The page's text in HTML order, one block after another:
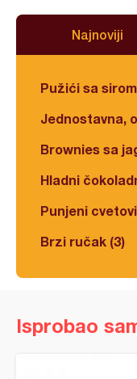
Najnoviji
Pužići sa sirom
Jednostavna,
Brownies sa
Hladni
Punjeni
Brzi ručak (3)
Isprobao